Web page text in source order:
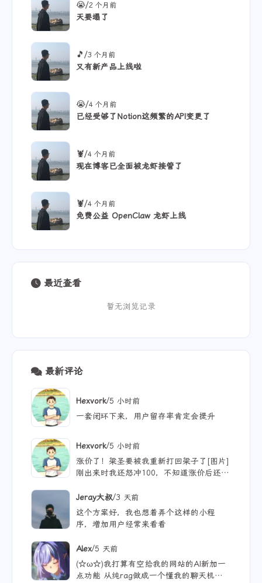
😭/2 个月前
天要塌了
🎵/3 个月前
又有新产品上线啦
😭/4 个月前
已经受够了Notion这频繁的API变更了
🦞/4 个月前
现在博客已全面被龙虾接管了
🦞/4 个月前
免费公益 OpenClaw 龙虾上线
最近查看
暂无浏览记录
最新评论
Hexvork/5 小时前
一套闭环下来，用户留存率肯定会提升
Hexvork/5 小时前
涨价了！梁圣要被我重新打回梁子了[图片]
刚出来时我还怒冲100，不知道涨价后还能
Jeray大叔/3 天前
这个方案好，我也想着弄个这样的小程
序，增加用户经常来看看
Alex/5 天前
(☆ω☆)我打算有空给我的网站的AI新加一
点功能 从纯rag做成一个懂我的聊天机器